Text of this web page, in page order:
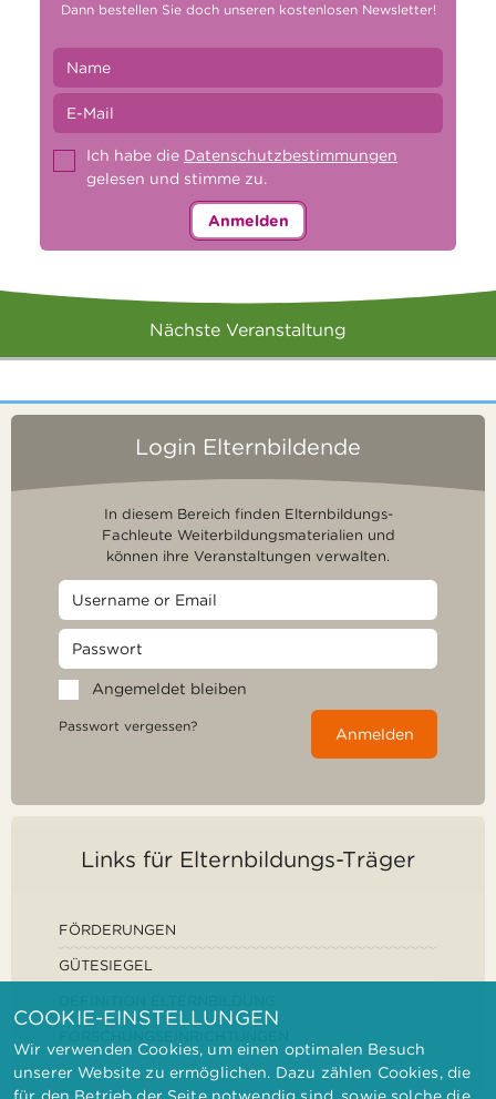
Dann bestellen Sie doch unseren kostenlosen Newsletter!
Ich habe die Datenschutzbestimmungen
gelesen und stimme zu.
Anmelden
Nächste Veranstaltung
Login Elternbildende
In diesem Bereich finden Elternbildungs-
Fachleute Weiterbildungsmaterialien und
können ihre Veranstaltungen verwalten.
Angemeldet bleiben
Passwort vergessen? Anmelden
Links für Elternbildungs-Träger
FÖRDERUNGEN
GÜTESIEGEL
COOKIE-EINSTELLUNGEN
Wir verwenden Cookies, um einen optimalen Besuch
unserer Website zu ermöglichen. Dazu zählen Cookies, die